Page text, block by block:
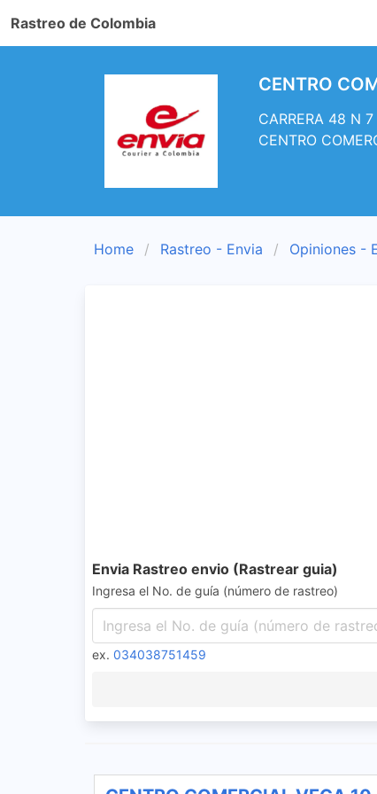
Rastreo de Colombia
CENTRO
CARRERA 48 N
CENTRO
Home Rastreo - Envia Opiniones -
Envia Rastreo envio (Rastrear guia)
Ingresa el No. de guía (número de rastreo)
ex. 034038751459